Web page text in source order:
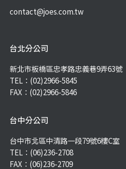
contact@joes.com.tw
台北分公司
新北市板橋區忠孝路忠義巷9弄63號
TEL： (02)2966-5845
FAX：(02)2966-5846
台中分公司
台中市北區中清路一段79號6樓C室
TEL： (06)236-2708
FAX：(06)236-2709